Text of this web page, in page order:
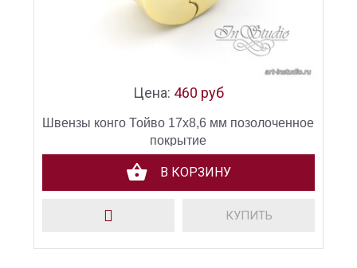
Цена: 460 руб
Швензы конго Тойво 17х8,6 мм позолоченное
покрытие
В КОРЗИНУ
КУПИТЬ